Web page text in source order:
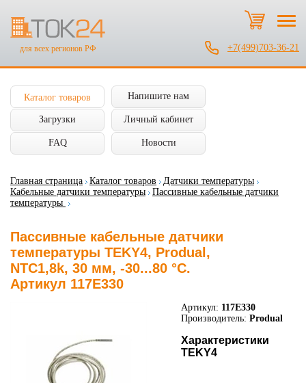
для всех регионов РФ +7(499)703-36-21
Каталог товаров Напишите нам
Загрузки Личный кабинет
FAQ Новости
Главная страница Каталог товаров
Датчики температуры
Кабельные датчики температуры
Пассивные кабельные датчики
температуры
Пассивные кабельные датчики
температуры TEKY4, Produal,
NTC1,8k, 30 мм, -30...80 °C.
Артикул 117E330
Артикул: 117E330
Производитель: Produal
Характеристики
TEKY4